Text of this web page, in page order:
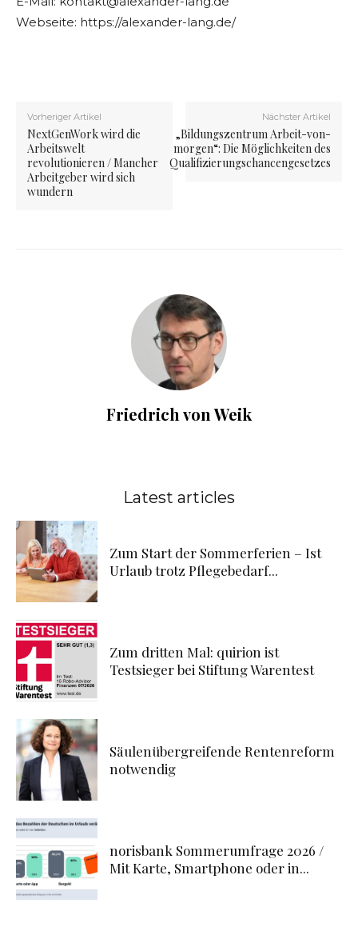
Webseite: https://alexander-lang.de/
Vorheriger Artikel
NextGenWork wird die
Arbeitswelt
revolutionieren / Mancher
Arbeitgeber wird sich
wundern
Nächster Artikel
„Bildungszentrum Arbeit-von-
morgen“: Die Möglichkeiten des
Qualifizierungschancengesetzes
Friedrich von Weik
Latest articles
Zum Start der Sommerferien – Ist
Urlaub trotz Pflegebedarf...
Zum dritten Mal: quirion ist
Testsieger bei Stiftung Warentest
Säulenübergreifende Rentenreform
notwendig
norisbank Sommerumfrage 2026 /
Mit Karte, Smartphone oder in...